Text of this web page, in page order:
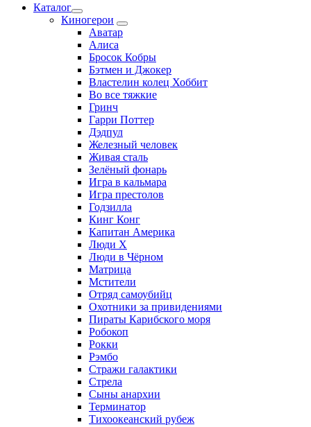
Каталог
Киногерои
Аватар
Алиса
Бросок Кобры
Бэтмен и Джокер
Властелин колец Хоббит
Во все тяжкие
Гринч
Гарри Поттер
Дэдпул
Железный человек
Живая сталь
Зелёный фонарь
Игра в кальмара
Игра престолов
Годзилла
Кинг Конг
Капитан Америка
Люди X
Люди в Чёрном
Матрица
Мстители
Отряд самоубийц
Охотники за привидениями
Пираты Карибского моря
Робокоп
Рокки
Рэмбо
Стражи галактики
Стрела
Сыны анархии
Терминатор
Тихоокеанский рубеж